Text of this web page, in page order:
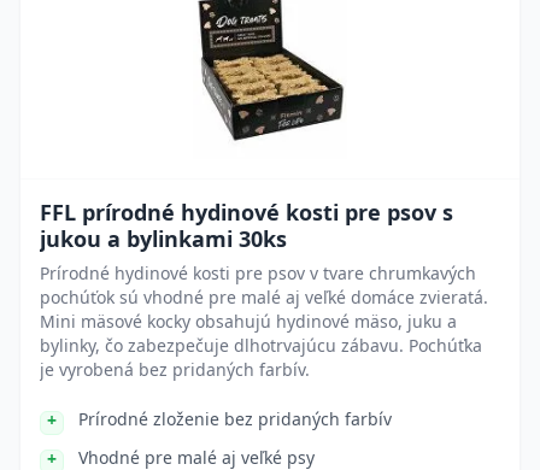
FFL prírodné hydinové kosti pre psov s
jukou a bylinkami 30ks
Prírodné hydinové kosti pre psov v tvare chrumkavých
pochúťok sú vhodné pre malé aj veľké domáce zvieratá.
Mini mäsové kocky obsahujú hydinové mäso, juku a
bylinky, čo zabezpečuje dlhotrvajúcu zábavu. Pochúťka
je vyrobená bez pridaných farbív.
Prírodné zloženie bez pridaných farbív
Vhodné pre malé aj veľké psy